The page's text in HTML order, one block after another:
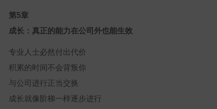
第5章
成长：真正的能力在公司外也能生效
专业人士必然付出代价
积累的时间不会背叛你
与公司进行正当交换
成长就像阶梯一样逐步进行